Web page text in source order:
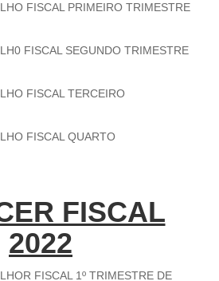
FISCAL PRIMEIRO TRIMESTRE
FISCAL SEGUNDO TRIMESTRE
FISCAL TERCEIRO
FISCAL QUARTO
FISCAL
2022
FISCAL 1º TRIMESTRE DE